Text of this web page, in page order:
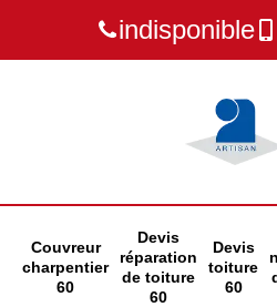
indisponible
Couvreur
charpentier
60
Devis
réparation
de toiture
60
Devis
toiture
60